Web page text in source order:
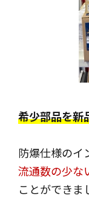
希少部品を新
防爆仕様のイ
流通数の少な
ことができま